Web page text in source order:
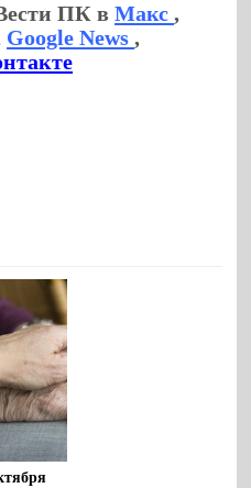
ПК вМакс,
Google News,